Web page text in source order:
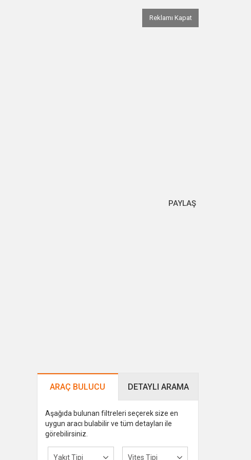
Reklamı Kapat
PAYLAŞ
ARAÇ BULUCU DETAYLI ARAMA
Aşağıda bulunan filtreleri seçerek size en
uygun aracı bulabilir ve tüm detayları ile
görebilirsiniz.
Yakıt Tipi Vites Tipi